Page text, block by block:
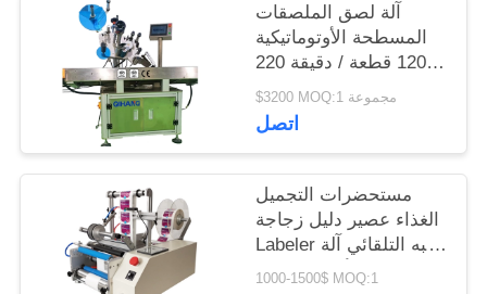
آلة لصق الملصقات
المسطحة الأوتوماتيكية
120 قطعة / دقيقة 220
فولت
$3200 MOQ:1 مجموعة
اتصل
مستحضرات التجميل
الغذاء عصير دليل زجاجة
Labeler شبه التلقائي آلة
تسمية الأسطوانة في
1000-1500$ MOQ:1